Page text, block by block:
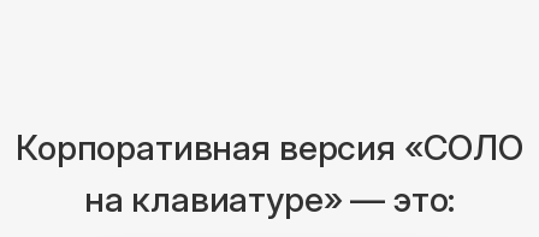
Корпоративная версия «СОЛО
на клавиатуре» — это: